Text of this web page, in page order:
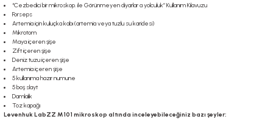
“Cezbedici bir mikroskop. ile Görünmeyen diyarlar a yolculuk” Kullanım Kılavuzu
Forseps
Artemia için kuluçka kabı (artemia veya tuzlu su karidesi)
Mikrotom
Maya içeren şişe
Zift içeren şişe
Deniz tuzu içeren şişe
Artemia içeren şişe
5 kullanıma hazır numune
5 boş slayt
Damlalık
Toz kapağı
Levenhuk LabZZ M101 mikroskop altında inceleyebileceğiniz bazı şeyler: